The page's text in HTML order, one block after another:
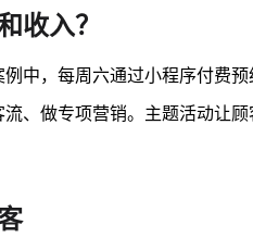
收入？
例中，每周六通过小程序付费
流、做专项营销。主题活动让